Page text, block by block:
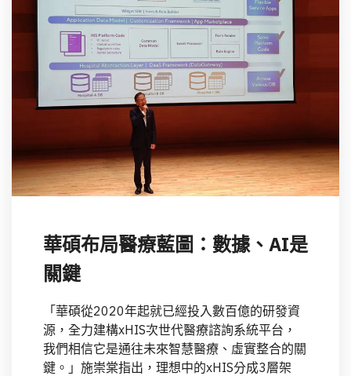
華碩布局醫療藍圖：數據、AI是
關鍵
「華碩從2020年起就已經投入數百億的研發資
源，全力建構xHIS次世代醫療諮詢系統平台，
我們相信它是通往未來智慧醫療、虛實整合的關
鍵。」施崇棠指出，理想中的xHIS分成3層架